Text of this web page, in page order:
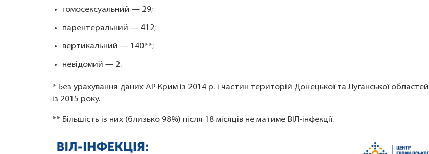
гомосексуальний — 29;
парентеральний — 412;
вертикальний — 140**;
невідомий — 2.
* Без урахування даних АР Крим із 2014 р. і частин територій Донецької та Луганської областей
із 2015 року.
** Більшість із них (близько 98%) після 18 місяців не матиме ВІЛ-інфекції.